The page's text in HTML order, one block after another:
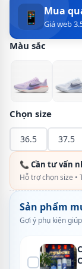
📱 Mua
Giá web
Màu sắc
Chọn size
36.5 37.5
📞 Cần tư vấn
Hỗ trợ chọn size •
Sản phẩm
Gợi ý phụ kiện